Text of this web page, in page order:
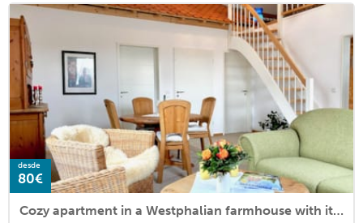
desde
80€
Cozy apartment in a Westphalian farmhouse with its own sauna